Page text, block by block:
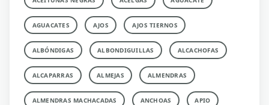
AGUACATES AJOS AJOS TIERNOS
ALBÓNDIGAS ALBONDIGUILLAS ALCACHOFAS
ALCAPARRAS ALMEJAS ALMENDRAS
ALMENDRAS MACHACADAS ANCHOAS APIO